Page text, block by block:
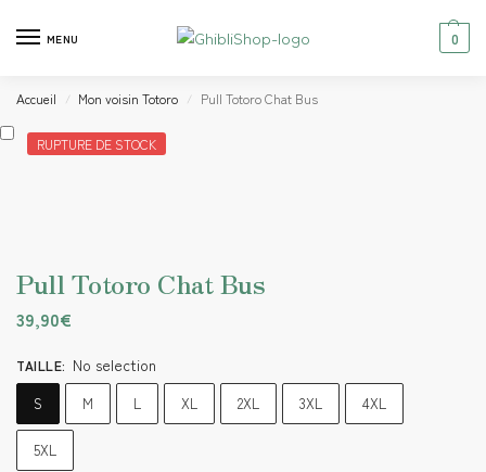
MENU 0
Accueil / Mon voisin Totoro / Pull Totoro Chat Bus
RUPTURE DE STOCK
Pull Totoro Chat Bus
39,90€
TAILLE: No selection
S M L XL 2XL 3XL 4XL
5XL